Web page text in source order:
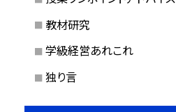
教材研究
学級経営あれこれ
独り言